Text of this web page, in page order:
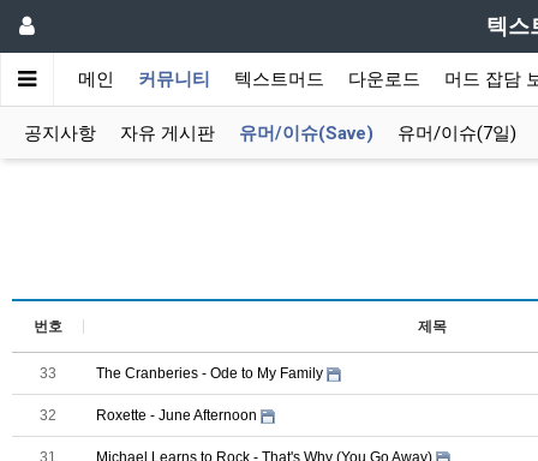
텍스
메인 커뮤니티 텍스트머드 다운로드 머드 잡담
공지사항 자유 게시판 유머/이슈(Save) 유머/이슈(7일)
번호 제목
33 The Cranberies - Ode to My Family
32 Roxette - June Afternoon
31 Michael Learns to Rock - That's Why (You Go Away)